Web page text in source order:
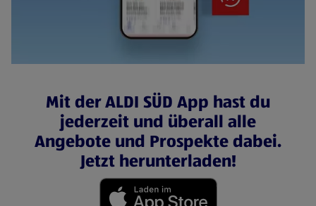
Mit der ALDI SÜD App hast du
jederzeit und überall alle
Angebote und Prospekte dabei.
Jetzt herunterladen!